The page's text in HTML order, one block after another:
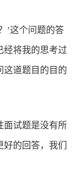
’这个问题的答
经将我的思考过
这道题目的目的
面试题是没有所
的回答，我们